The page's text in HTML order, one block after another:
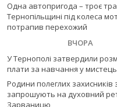
Одна автопригода – троє
Тернопільщині під колеса
потрапив перехожий
ВЧОРА
У Тернополі затвердили
плати за навчання у
Родини полеглих
запрошують на духовний
Зарваницю